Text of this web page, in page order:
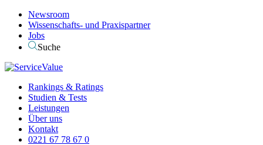
Newsroom
Wissenschafts- und Praxispartner
Jobs
Suche
Rankings & Ratings
Studien & Tests
Leistungen
Über uns
Kontakt
0221 67 78 67 0